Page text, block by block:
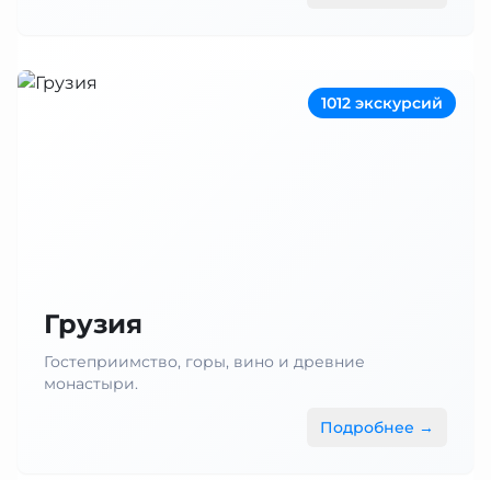
1012 экскурсий
Грузия
Гостеприимство, горы, вино и древние
монастыри.
Подробнее →